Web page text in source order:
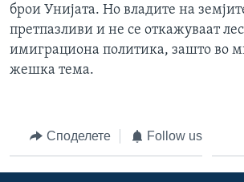
брои Унијата. Но владите на
претпазливи и не се откажуваат
имиграциона политика, зашто во
жешка тема.
Споделете Follow us